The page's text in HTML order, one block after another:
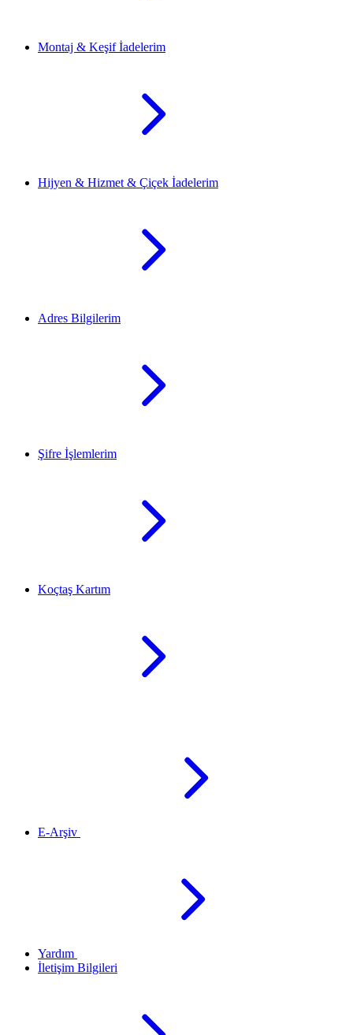
Montaj & Keşif İadelerim
Hijyen & Hizmet & Çiçek İadelerim
Adres Bilgilerim
Şifre İşlemlerim
Koçtaş Kartım
E-Arşiv
Yardım
İletişim Bilgileri